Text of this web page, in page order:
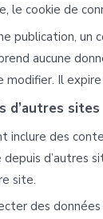
le cookie de
publication,
aucune
Il expire
d’autres sites
inclure des
d’autres
site.
des